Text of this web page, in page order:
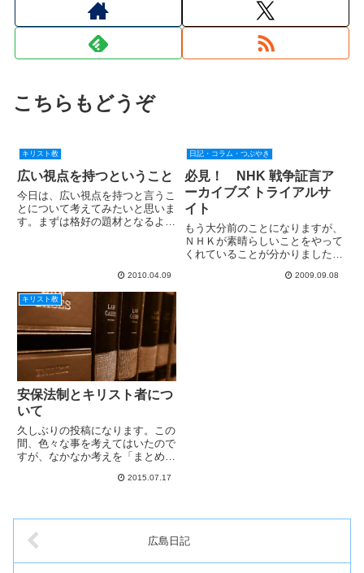
こちらもどうぞ
キリスト教
広い視点を持つということ
今日は、広い視点を持つと言うこ
とについて考えてみたいと思いま
す。まずは格好の題材となるよう
メディアは、どこを見ても政権批
の...
2010.04.09
日記・コラム・つぶやき
必見！ NHK 戦争証言ア
ーカイブズ トライアルサ
イト
もう大分前のことになりますが、
ＮＨＫが素晴らしいことをやって
くれていることが分かりました。
イアルサイトがそれです。このサ
2009.09.08
キリスト教
安保法制とキリスト者につ
いて
久しぶりの投稿になります。この
間、色々な事を考えてはいたので
すが、なかなか考えを「まとめ
かし、この問題については、自分
思います。ご承知のように、安倍
政...
2015.07.17
広島日記